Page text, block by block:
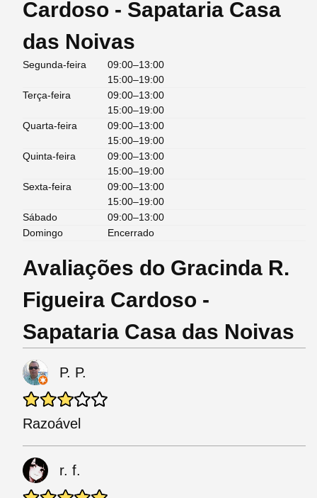
Cardoso - Sapataria Casa
das Noivas
Segunda-feira
09:00–13:00
15:00–19:00
Terça-feira
09:00–13:00
15:00–19:00
Quarta-feira
09:00–13:00
15:00–19:00
Quinta-feira
09:00–13:00
15:00–19:00
Sexta-feira
09:00–13:00
15:00–19:00
Sábado
09:00–13:00
Domingo
Encerrado
Avaliações do Gracinda R.
Figueira Cardoso -
Sapataria Casa das Noivas
P. P.
Razoável
r. f.